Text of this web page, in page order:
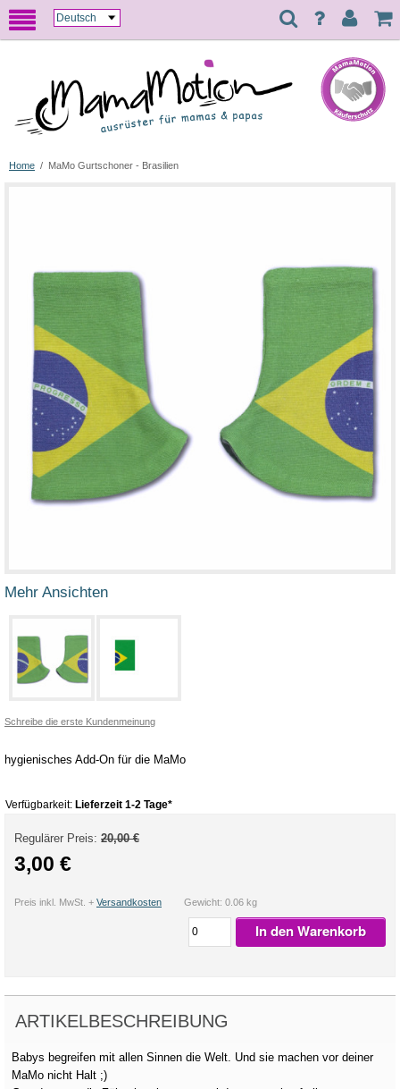
Home / MaMo Gurtschoner - Brasilien
Mehr Ansichten
Schreibe die erste Kundenmeinung
hygienisches Add-On für die MaMo
Verfügbarkeit: Lieferzeit 1-2 Tage*
Regulärer Preis: 20,00 €
3,00 €
Preis inkl. MwSt. + Versandkosten Gewicht: 0.06 kg
In den Warenkorb
ARTIKELBESCHREIBUNG
Babys begreifen mit allen Sinnen die Welt. Und sie machen vor deiner
MaMo nicht Halt ;)